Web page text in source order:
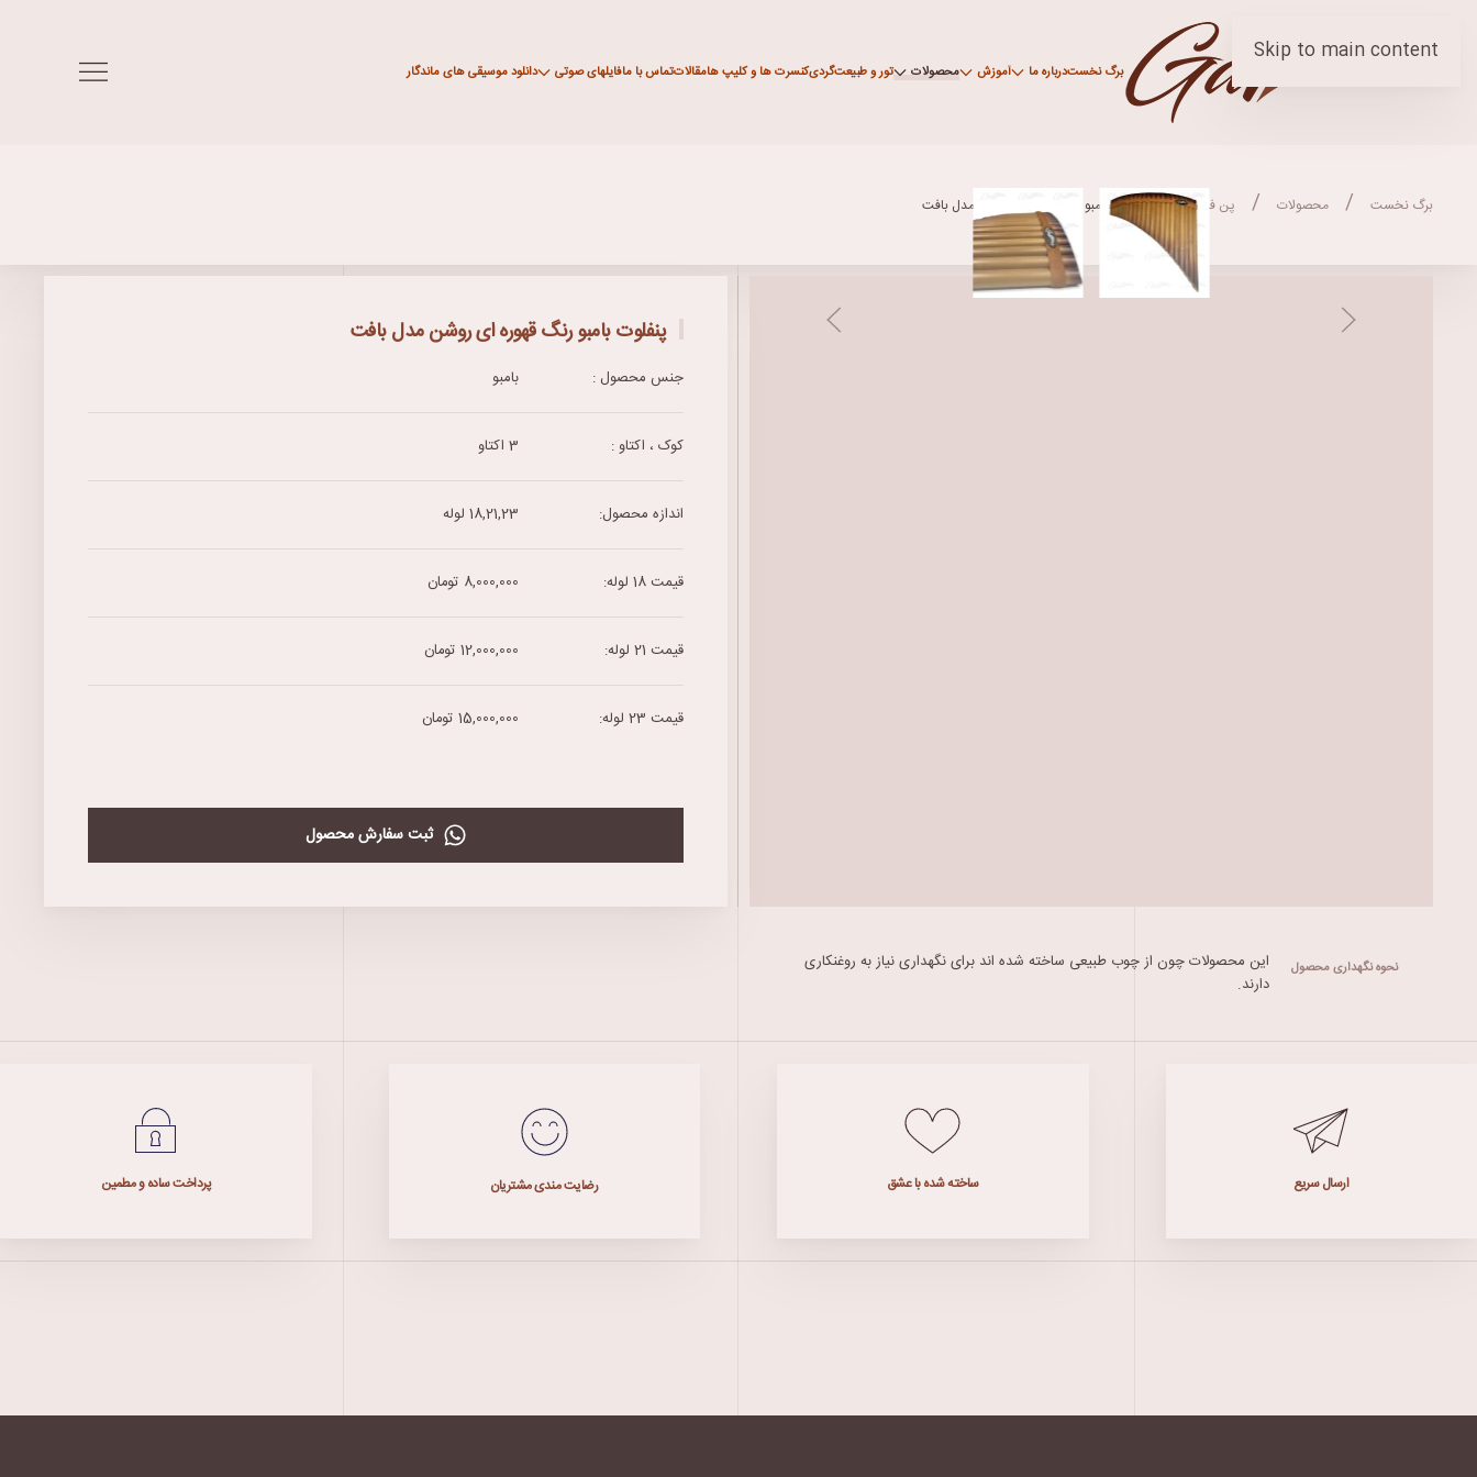
Skip to main content
برگ نخستدرباره ما آموزش محصولات تور و طبیعت‌گردیکنسرت ها و کلیپ هامقالاتتماس با مافایلهای صوتی دانلود موسیقی های ماندگار
برگ نخست محصولات پن فلوت پنفلوت بامبو رنگ قهوره ای روشن مدل بافت
پنفلوت بامبو رنگ قهوره ای روشن مدل بافت
جنس محصول : بامبو
کوک ، اکتاو : 3 اکتاو
اندازه محصول: 18,21,23 لوله
قیمت 18 لوله: 8,000,000 تومان
قیمت 21 لوله: 12,000,000 تومان
قیمت 23 لوله: 15,000,000 تومان
ثبت سفارش محصول
نحوه نگهداری محصول
این محصولات چون از چوب طبیعی ساخته شده اند برای نگهداری نیاز به روغنکاری
دارند.
ارسال سریع ساخته شده با عشق رضایت مندی مشتریان پرداخت ساده و مطمین